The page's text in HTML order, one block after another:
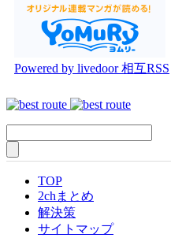
Powered by livedoor 相互RSS
TOP
2chまとめ
解決策
サイトマップ